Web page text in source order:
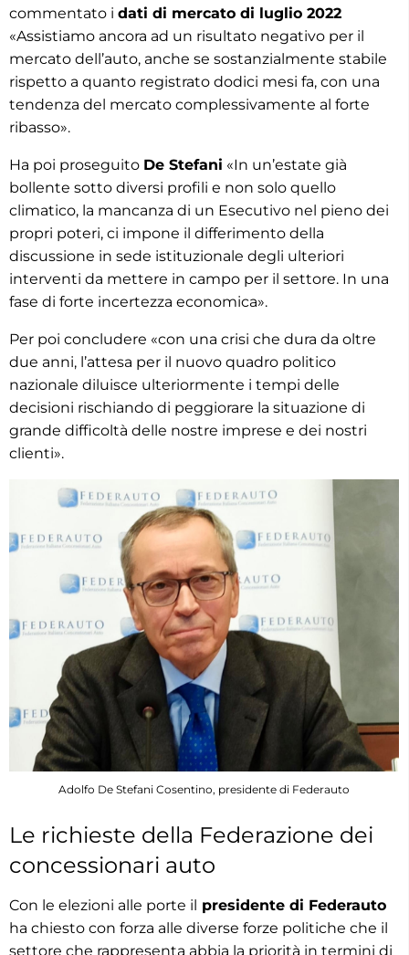
commentato i dati di mercato di luglio 2022
«Assistiamo ancora ad un risultato negativo per il
mercato dell’auto, anche se sostanzialmente stabile
rispetto a quanto registrato dodici mesi fa, con una
tendenza del mercato complessivamente al forte
ribasso».
Ha poi proseguito De Stefani «In un’estate già
bollente sotto diversi profili e non solo quello
climatico, la mancanza di un Esecutivo nel pieno dei
propri poteri, ci impone il differimento della
discussione in sede istituzionale degli ulteriori
interventi da mettere in campo per il settore. In una
fase di forte incertezza economica».
Per poi concludere «con una crisi che dura da oltre
due anni, l’attesa per il nuovo quadro politico
nazionale diluisce ulteriormente i tempi delle
decisioni rischiando di peggiorare la situazione di
grande difficoltà delle nostre imprese e dei nostri
clienti».
Adolfo De Stefani Cosentino, presidente di Federauto
Le richieste della Federazione dei
concessionari auto
Con le elezioni alle porte il presidente di Federauto
ha chiesto con forza alle diverse forze politiche che il
settore che rappresenta abbia la priorità in termini di